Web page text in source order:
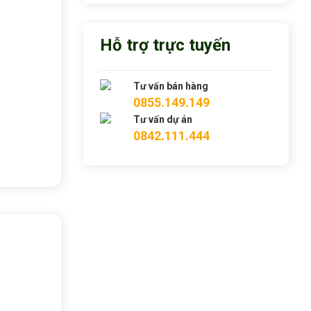
Hỗ trợ trực tuyến
Tư vấn bán hàng
0855.149.149
Tư vấn dự án
0842.111.444